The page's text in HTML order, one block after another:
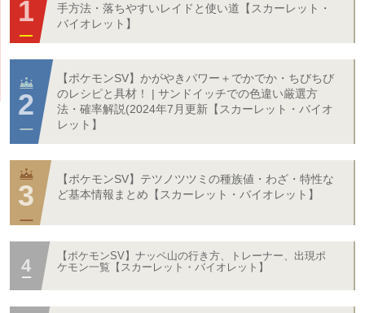
手方法・落ちやすいレイドと使い道【スカーレット・
バイオレット】
【ポケモンSV】かがやきパワー＋でかでか・ちびちび
のレシピと具材！ | サンドイッチでの色違い厳選方
法・確率解説(2024年7月更新【スカーレット・バイオ
レット】
【ポケモンSV】テツノツツミの種族値・わざ・特性な
ど基本情報まとめ【スカーレット・バイオレット】
【ポケモンSV】ナッペ山の行き方、トレーナー、出現ポ
ケモン一覧【スカーレット・バイオレット】